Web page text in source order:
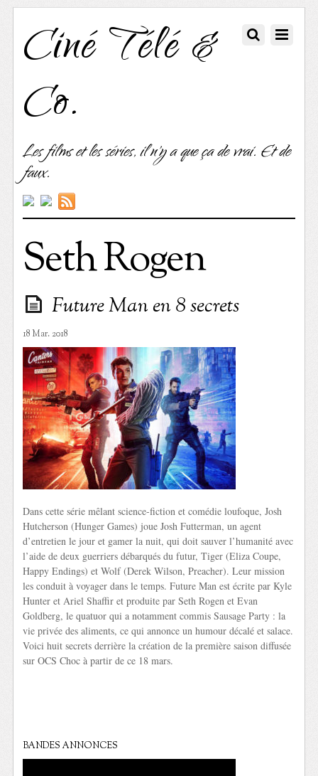
Ciné Télé &
Co.
Les films et les séries, il n'y a que ça de vrai. Et de
faux.
Seth Rogen
Future Man en 8 secrets
18 Mar. 2018
Dans cette série mêlant science-fiction et comédie loufoque, Josh
Hutcherson (Hunger Games) joue Josh Futterman, un agent
d’entretien le jour et gamer la nuit, qui doit sauver l’humanité avec
l’aide de deux guerriers débarqués du futur, Tiger (Eliza Coupe,
Happy Endings) et Wolf (Derek Wilson, Preacher). Leur mission
les conduit à voyager dans le temps. Future Man est écrite par Kyle
Hunter et Ariel Shaffir et produite par Seth Rogen et Evan
Goldberg, le quatuor qui a notamment commis Sausage Party : la
vie privée des aliments, ce qui annonce un humour décalé et salace.
Voici huit secrets derrière la création de la première saison diffusée
sur OCS Choc à partir de ce 18 mars.
BANDES ANNONCES